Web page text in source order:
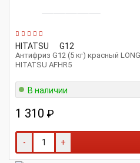
HITATSU G12
Антифриз G12 (5 кг) красный
HITATSU AFHR5
В наличии
1 310 ₽
- +